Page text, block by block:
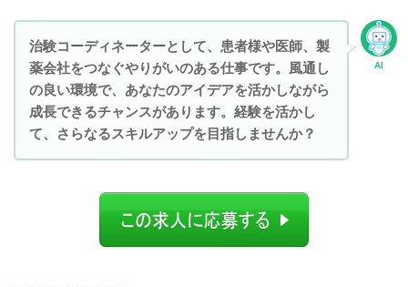
AI
治験コーディネーターとして、患者様や医師、製
薬会社をつなぐやりがいのある仕事です。風通し
の良い環境で、あなたのアイデアを活かしながら
成長できるチャンスがあります。経験を活かし
て、さらなるスキルアップを目指しませんか？